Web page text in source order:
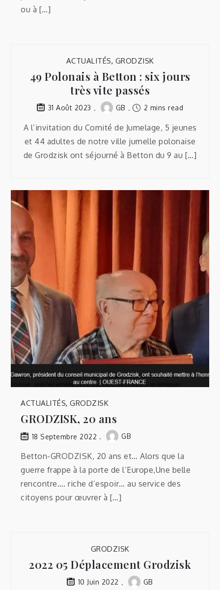
ou à […]
ACTUALITÉS, GRODZISK
49 Polonais à Betton : six jours
très vite passés
31 Août 2023 GB 2 mins read
A l’invitation du Comité de Jumelage, 5 jeunes
et 44 adultes de notre ville jumelle polonaise
de Grodzisk ont séjourné à Betton du 9 au […]
ACTUALITÉS,GRODZISK
GRODZISK, 20 ans
18 Septembre 2022 GB
Betton-GRODZISK, 20 ans et… Alors que la
guerre frappe à la porte de l’Europe,Une belle
rencontre…. riche d’espoir… au service des
citoyens pour œuvrer à […]
GRODZISK
2022 05 Déplacement Grodzisk
10 Juin 2022 GB